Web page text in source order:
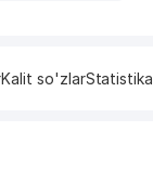
Kalit so'zlarStatistika